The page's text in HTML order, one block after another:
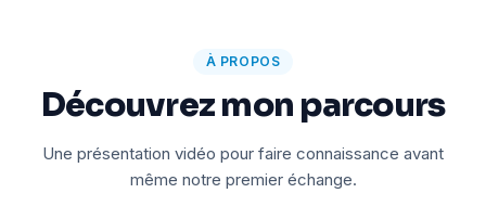
À PROPOS
Découvrez mon parcours
Une présentation vidéo pour faire connaissance avant
même notre premier échange.